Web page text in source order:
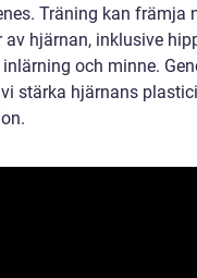
Träning kan främja
av hjärnan, inklusive
och minne.
stärka hjärnans